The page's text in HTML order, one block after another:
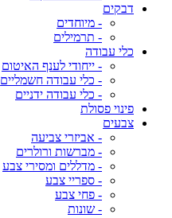
דבקים
- מיוחדים
- תרמילים
כלי עבודה
- ייחודי לענף האיטום
- כלי עבודה חשמליים
- כלי עבודה ידניים
פינוי פסולת
צבעים
- אביזרי צביעה
- מברשות ורולרים
- מדללים ומסירי צבע
- ספריי צבע
- פחי צבע
- שונות